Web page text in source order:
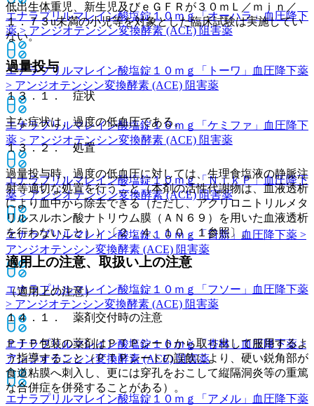
エナラプリルマレイン酸塩錠１０ｍｇ「オーハラ」血圧降下
薬 > アンジオテンシン変換酵素 (ACE) 阻害薬
エナラプリルマレイン酸塩錠１０ｍｇ「トーワ」
血圧降下薬
> アンジオテンシン変換酵素 (ACE) 阻害薬
エナラプリルマレイン酸塩錠１０ｍｇ「ケミファ」
血圧降下
薬 > アンジオテンシン変換酵素 (ACE) 阻害薬
エナラプリルマレイン酸塩錠１０ｍｇ「ＮｉｋＰ」血圧降下
薬 > アンジオテンシン変換酵素 (ACE) 阻害薬
エナラプリルマレイン酸塩錠１０ｍｇ「日新」 血圧降下薬 >
アンジオテンシン変換酵素 (ACE) 阻害薬
エナラプリルマレイン酸塩錠１０ｍｇ「フソー」
血圧降下薬
> アンジオテンシン変換酵素 (ACE) 阻害薬
エナラプリルマレイン酸塩錠１０ｍｇ「杏林」血圧降下薬 >
アンジオテンシン変換酵素 (ACE) 阻害薬
エナラプリルマレイン酸塩錠１０ｍｇ「アメル」
血圧降下薬
低出生体重児、新生児及びｅＧＦＲが３０ｍＬ／ｍｉｎ／
１．７３u未満の小児等を対象とした臨床試験は実施してい
ない。
過量投与
１３．１． 症状
主な症状は、過度の低血圧である。
１３．２． 処置
過量投与時、過度の低血圧に対しては、生理食塩液の静脈注
射等適切な処置を行うこと（本剤の活性代謝物は、血液透析
により血中から除去できる（ただし、アクリロニトリルメタ
リルスルホン酸ナトリウム膜（ＡＮ６９）を用いた血液透析
を行わないこと））〔２．４、１０．１参照〕。
適用上の注意、取扱い上の注意
（適用上の注意）
１４．１． 薬剤交付時の注意
ＰＴＰ包装の薬剤はＰＴＰシートから取り出して服用するよ
う指導すること（ＰＴＰシートの誤飲により、硬い鋭角部が
食道粘膜へ刺入し、更には穿孔をおこして縦隔洞炎等の重篤
な合併症を併発することがある）。